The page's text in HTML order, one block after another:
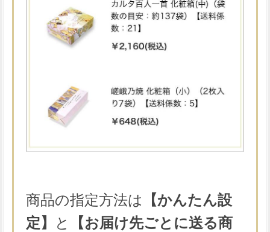
商品の指定方法は
【かんたん設
定】
と
【お届け先ごとに送る商